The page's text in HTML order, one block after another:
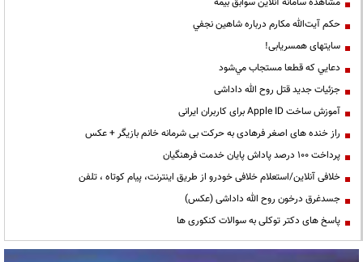
حكم آيت‌الله مكارم درباره شاهين نجفي
سایتهای همسریابی!
دعايي كه قطعا مستجاب مي‌شود
جزئیات جدید قتل روح الله داداشی
آموزش ساخت Apple ID برای کاربران ایرانی
راز خنده های اصغر فرهادی به حرکت بی شرمانه خانم بازیگر + عکس
پرداخت ۱۰۰ درصد پاداش پایان خدمت فرهنگیان
خلافی آنلاین/استعلام خلافی خودرو از طریق اینترنت، پیام کوتاه ، تلفن
جسدغرق درخون روح الله داداشی (عکس)
پاسخ های دکتر توکلی به سوالات کنکوری ها